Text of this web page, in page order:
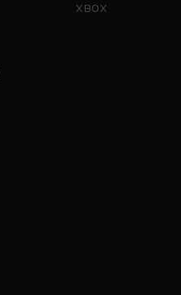
XBOX